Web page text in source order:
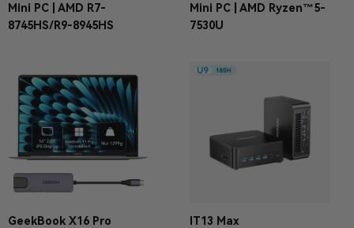
Mini PC | AMD R7-
8745HS/R9-8945HS
Mini PC | AMD Ryzen™5-
7530U
GeekBook X16 Pro
IT13 Max